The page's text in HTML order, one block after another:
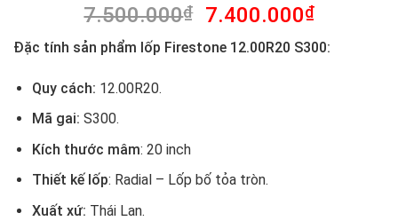
7.500.000₫
Giá
gốc
là:
7.400.000₫Giá
hiện
tại
Đặc tính sản phẩm lốp Firestone 12.00R20 S300:
Quy cách: 12.00R20.
Mã gai: S300.
Kích thước mâm: 20 inch
Thiết kế lốp: Radial – Lốp bố tỏa tròn.
Xuất xứ: Thái Lan.